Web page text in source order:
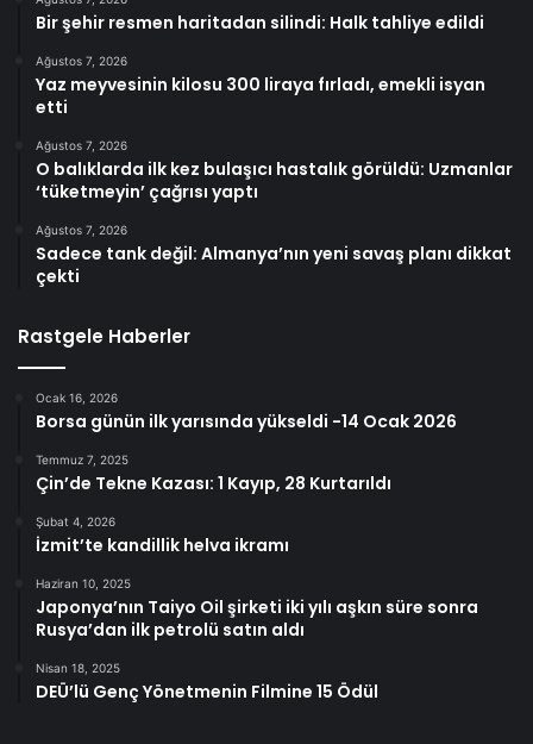
Bir şehir resmen haritadan silindi: Halk tahliye edildi
Ağustos 7, 2026
Yaz meyvesinin kilosu 300 liraya fırladı, emekli isyan
etti
Ağustos 7, 2026
O balıklarda ilk kez bulaşıcı hastalık görüldü: Uzmanlar
‘tüketmeyin’ çağrısı yaptı
Ağustos 7, 2026
Sadece tank değil: Almanya’nın yeni savaş planı dikkat
çekti
Rastgele Haberler
Ocak 16, 2026
Borsa günün ilk yarısında yükseldi -14 Ocak 2026
Temmuz 7, 2025
Çin’de Tekne Kazası: 1 Kayıp, 28 Kurtarıldı
Şubat 4, 2026
İzmit’te kandillik helva ikramı
Haziran 10, 2025
Japonya’nın Taiyo Oil şirketi iki yılı aşkın süre sonra
Rusya’dan ilk petrolü satın aldı
Nisan 18, 2025
DEÜ’lü Genç Yönetmenin Filmine 15 Ödül